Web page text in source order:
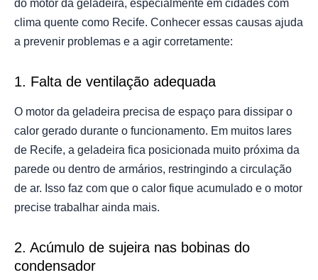
do motor da geladeira, especialmente em cidades com
clima quente como Recife. Conhecer essas causas ajuda
a prevenir problemas e a agir corretamente:
1. Falta de ventilação adequada
O motor da geladeira precisa de espaço para dissipar o
calor gerado durante o funcionamento. Em muitos lares
de Recife, a geladeira fica posicionada muito próxima da
parede ou dentro de armários, restringindo a circulação
de ar. Isso faz com que o calor fique acumulado e o motor
precise trabalhar ainda mais.
2. Acúmulo de sujeira nas bobinas do
condensador